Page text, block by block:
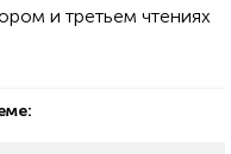
и третьем чтениях